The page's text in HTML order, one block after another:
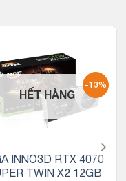
-13%
HẾT HÀNG
INNO3D RTX 4070
TWIN X2 12GB